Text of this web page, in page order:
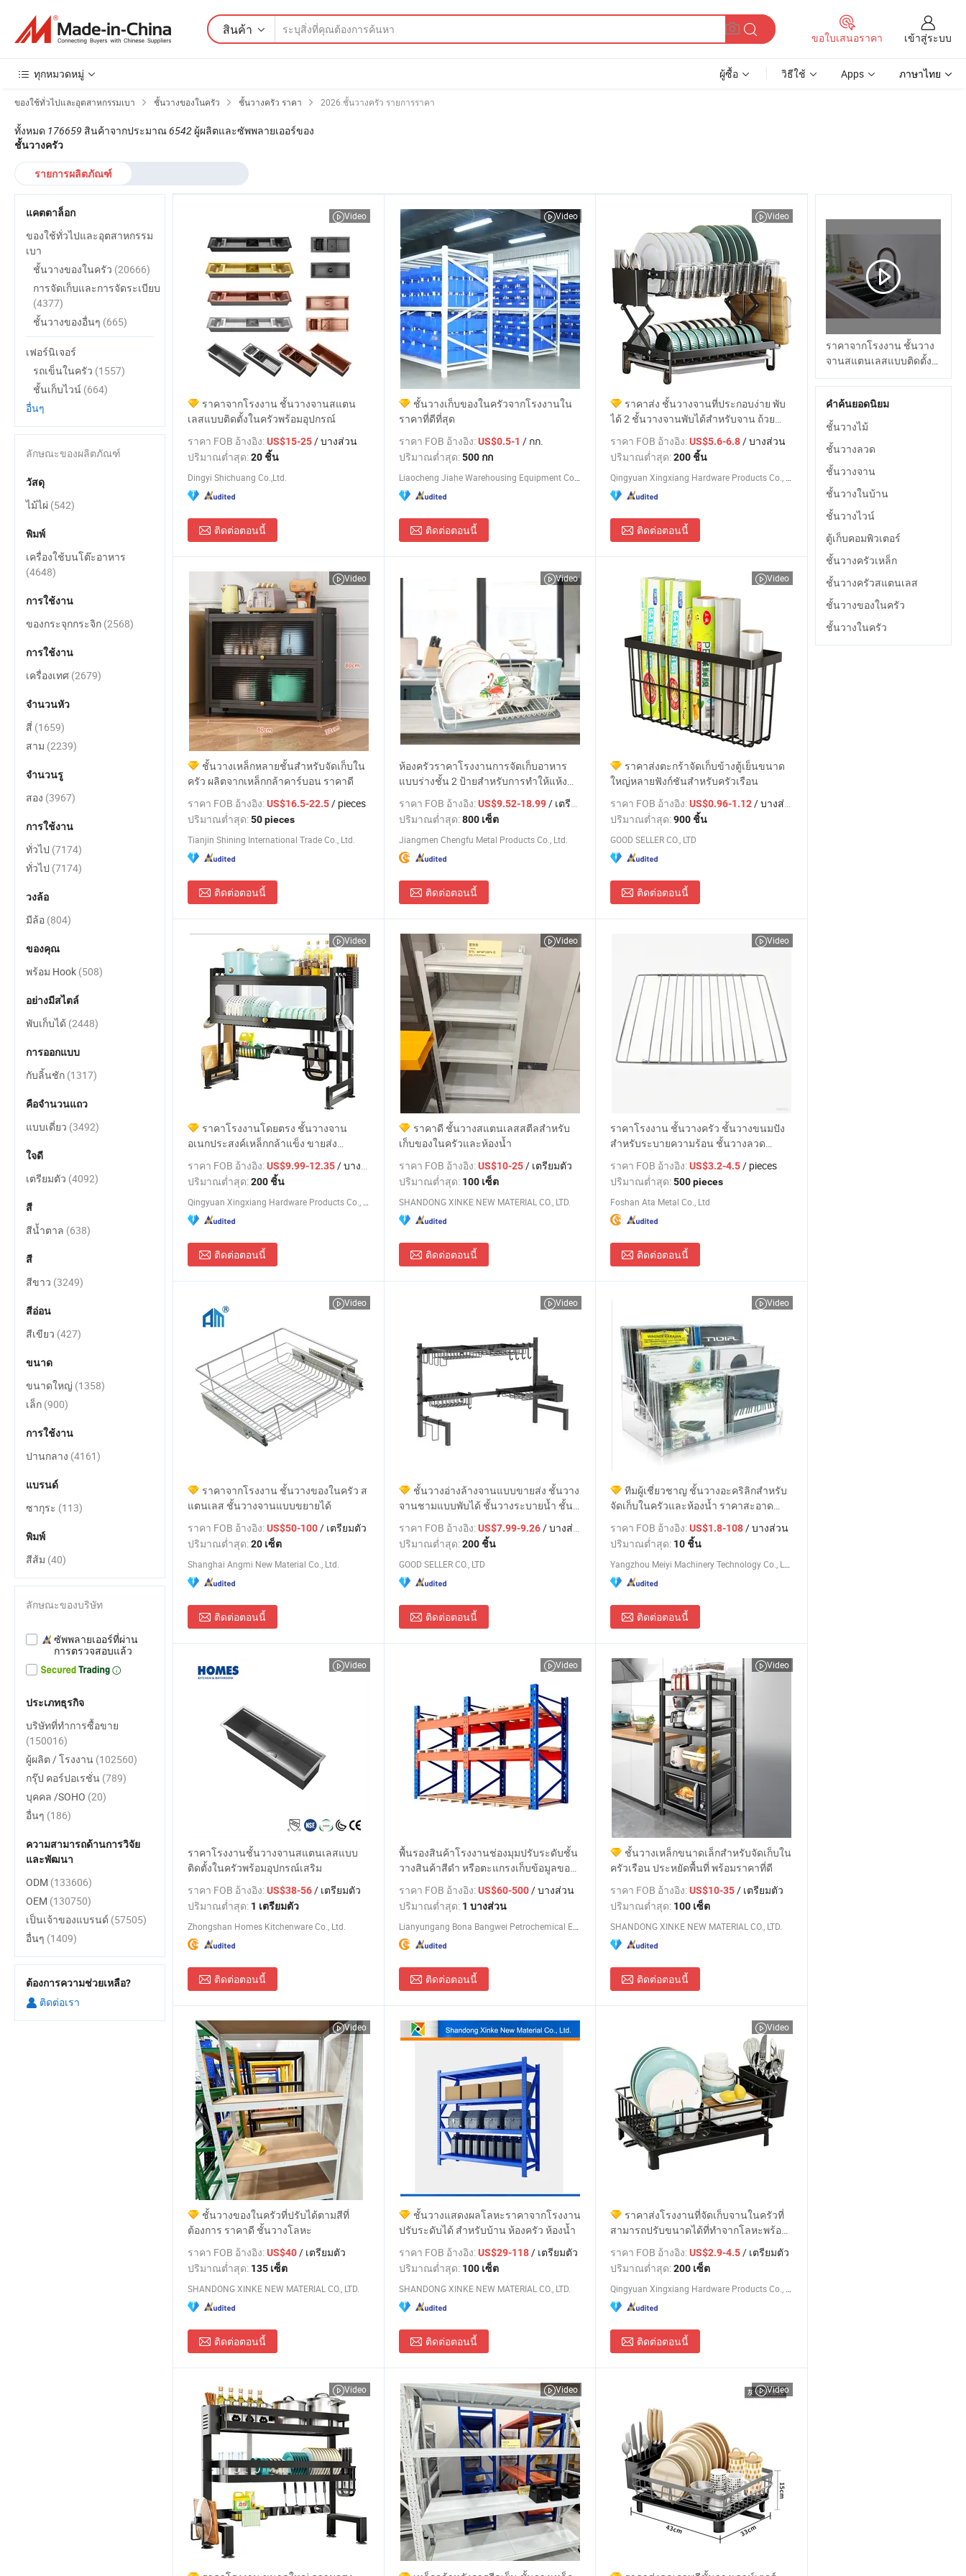
สินค้า
ขอใบเสนอราคา เข้าสู่ระบบ
ทุกหมวดหมู่ ผู้ซื้อ วิธีใช้ Apps ภาษาไทย
ของใช้ทั่วไปและอุตสาหกรรมเบา ชั้นวางของในครัว ชั้นวางครัว ราคา 2026 ชั้นวางครัว รายการราคา
ทั้งหมด 176659 สินค้าจากประมาณ6542 ผู้ผลิตและซัพพลายเออร์ของ
ชั้นวางครัว
รายการผลิตภัณฑ์
Video
ราคาจากโรงงาน ชั้นวางจานสแตน
เลสแบบติดตั้งในครัวพร้อมอุปกรณ์
ราคา FOB อ้างอิง:US$15-25/ บางส่วน
ปริมาณต่ำสุด:20 ชิ้น
Dingyi Shichuang Co.,Ltd.
ติดต่อตอนนี้
Video
ชั้นวางเก็บของในครัวจากโรงงานใน
ราคาที่ดีที่สุด
ราคา FOB อ้างอิง:US$0.5-1 / กก.
ปริมาณต่ำสุด:500 กก
Liaocheng Jiahe Warehousing Equipment Co., Ltd
ติดต่อตอนนี้
Video
ราคาส่ง ชั้นวางจานที่ประกอบง่าย พับ
ได้ 2 ชั้นวางจานพับได้สำหรับจาน ถ้วย
และแก้ว พร้อมถาดรองน้ำ
ราคา FOB อ้างอิง:US$5.6-6.8/ บางส่วน
ปริมาณต่ำสุด:200 ชิ้น
ติดต่อตอนนี้
Video
ชั้นวางเหล็กหลายชั้นสำหรับจัดเก็บใน
ครัว ผลิตจากเหล็กกล้าคาร์บอน ราคาดี
ราคา FOB อ้างอิง:US$16.5-22.5/ pieces
ปริมาณต่ำสุด:50 pieces
Tianjin Shining International Trade Co., Ltd.
ติดต่อตอนนี้
Video
ห้องครัวราคาโรงงานการจัดเก็บอาหาร
แบบร่างชั้น 2 ป้ายสำหรับการทำให้แห้ง
ราคา FOB อ้างอิง:US$9.52-18.99/ เตรียมตัว
ปริมาณต่ำสุด:800 เซ็ต
Jiangmen Chengfu Metal Products Co., Ltd.
ติดต่อตอนนี้
Video
ราคาส่งตะกร้าจัดเก็บข้างตู้เย็นขนาด
ใหญ่หลายฟังก์ชันสำหรับครัวเรือน
ราคา FOB อ้างอิง:US$0.96-1.12/ บางส่วน
ปริมาณต่ำสุด:900 ชิ้น
GOOD SELLER CO., LTD
ติดต่อตอนนี้
Video
ราคาโรงงานโดยตรง ชั้นวางจาน
อเนกประสงค์เหล็กกล้าแข็ง ขายส่ง
กวางตุ้ง ความจุขนาดใหญ่ ป้องกันสนิม
สำหรับจัดเก็บอุปกรณ์ในครัว ชั้นวางจาน
เหนืออ่างล้างจาน
ราคา FOB อ้างอิง:US$9.99-12.35/ บางส่วน
ปริมาณต่ำสุด:200 ชิ้น
ติดต่อตอนนี้
Video
ราคาดี ชั้นวางสแตนเลสสตีลสำหรับ
เก็บของในครัวและห้องน้ำ
ราคา FOB อ้างอิง:US$10-25/ เตรียมตัว
ปริมาณต่ำสุด: 100 เซ็ต
SHANDONG XINKE NEW MATERIAL CO., LTD.
ติดต่อตอนนี้
Video
ราคาโรงงาน ชั้นวางครัว ชั้นวางขนมปัง
สำหรับระบายความร้อน ชั้นวางลวด
สำหรับเตาอบ
ราคา FOB อ้างอิง:US$3.2-4.5/ pieces
ปริมาณต่ำสุด:500 pieces
Foshan Ata Metal Co., Ltd
ติดต่อตอนนี้
Video
ราคาจากโรงงาน ชั้นวางของในครัว ส
แตนเลส ชั้นวางจานแบบขยายได้
ราคา FOB อ้างอิง:US$50-100/ เตรียมตัว
ปริมาณต่ำสุด:20 เซ็ต
Shanghai Angmi New Material Co., Ltd.
ติดต่อตอนนี้
Video
ชั้นวางอ่างล้างจานแบบขายส่ง ชั้นวาง
จานชามแบบพับได้ ชั้นวางระบายน้ำ ชั้น
วางจานในอ่างล้างจาน
ราคา FOB อ้างอิง:US$7.99-9.26/ บางส่วน
ปริมาณต่ำสุด:200 ชิ้น
GOOD SELLER CO., LTD
ติดต่อตอนนี้
Video
ทีมผู้เชี่ยวชาญ ชั้นวางอะคริลิกสำหรับ
จัดเก็บในครัวและห้องน้ำ ราคาสะอาด
ราคา FOB อ้างอิง:US$1.8-108/ บางส่วน
ปริมาณต่ำสุด: 10 ชิ้น
ติดต่อตอนนี้
Video
ราคาโรงงานชั้นวางจานสแตนเลสแบบ
ติดตั้งในครัวพร้อมอุปกรณ์เสริม
ราคา FOB อ้างอิง:US$38-56/ เตรียมตัว
ปริมาณต่ำสุด: 1 เตรียมตัว
Zhongshan Homes Kitchenware Co., Ltd.
ติดต่อตอนนี้
Video
พื้นรองสินค้าโรงงานช่องมุมปรับระดับชั้น
วางสินค้าสีดำ หรือตะแกรงเก็บข้อมูลของ
Kitchen อเนกประสงค์สีขาว
ราคา FOB อ้างอิง:US$60-500/ บางส่วน
ปริมาณต่ำสุด: 1 บางส่วน
Lianyungang Bona Bangwei Petrochemical Equipment Co., Ltd
ติดต่อตอนนี้
Video
ชั้นวางเหล็กขนาดเล็กสำหรับจัดเก็บใน
ครัวเรือน ประหยัดพื้นที่ พร้อมราคาที่ดี
ราคา FOB อ้างอิง:US$10-35/ เตรียมตัว
ปริมาณต่ำสุด: 100 เซ็ต
SHANDONG XINKE NEW MATERIAL CO., LTD.
ติดต่อตอนนี้
Video
ชั้นวางของในครัวที่ปรับได้ตามสีที่
ต้องการ ราคาดี ชั้นวางโลหะ
ราคา FOB อ้างอิง:US$40/ เตรียมตัว
ปริมาณต่ำสุด: 135 เซ็ต
SHANDONG XINKE NEW MATERIAL CO., LTD.
ติดต่อตอนนี้
ชั้นวางแสดงผลโลหะราคาจากโรงงาน
ปรับระดับได้ สำหรับบ้าน ห้องครัว ห้องน้ำ
ราคา FOB อ้างอิง:US$29-118/ เตรียมตัว
ปริมาณต่ำสุด: 100 เซ็ต
SHANDONG XINKE NEW MATERIAL CO., LTD.
ติดต่อตอนนี้
Video
ราคาส่งโรงงานที่จัดเก็บจานในครัวที่
สามารถปรับขนาดได้ที่ทำจากโลหะพร้อม
ชุดถาดระบายน้ำสำหรับจัดเก็บจาน
ราคา FOB อ้างอิง:US$2.9-4.5/ เตรียมตัว
ปริมาณต่ำสุด:200 เซ็ต
ติดต่อตอนนี้
Video Video Video
ราคาจากโรงงาน ชั้นวาง
จานสแตนเลสแบบติดตั้ง
ในครัวพร้อมอุปกรณ์
คำค้นยอดนิยม
ชั้นวางไม้
ชั้นวางลวด
ชั้นวางจาน
ชั้นวางในบ้าน
ชั้นวางไวน์
ตู้เก็บคอมพิวเตอร์
ชั้นวางครัวเหล็ก
ชั้นวางครัวสแตนเลส
ชั้นวางของในครัว
ชั้นวางในครัว
แคตตาล็อก
ของใช้ทั่วไปและอุตสาหกรรม
เบา
ชั้นวางของในครัว (20666)
การจัดเก็บและการจัดระเบียบ
(4377)
ชั้นวางของอื่นๆ (665)
เฟอร์นิเจอร์
รถเข็นในครัว (1557)
ชั้นเก็บไวน์ (664)
อื่นๆ
ลักษณะของผลิตภัณฑ์
วัสดุ
ไม้ไผ่ (542)
พิมพ์
เครื่องใช้บนโต๊ะอาหาร
(4648)
การใช้งาน
ของกระจุกกระจิก (2568)
การใช้งาน
เครื่องเทศ (2679)
จำนวนหัว
สี่ (1659)
สาม (2239)
จำนวนรู
สอง (3967)
การใช้งาน
ทั่วไป (7174)
ทั่วไป (7174)
วงล้อ
มีล้อ (804)
ของคุณ
พร้อม Hook (508)
อย่างมีสไตล์
พับเก็บได้ (2448)
การออกแบบ
กับลิ้นชัก (1317)
คือจำนวนแถว
แบบเดี่ยว (3492)
ใจดี
เตรียมตัว (4092)
สี
สีน้ำตาล (638)
สี
สีขาว (3249)
สีอ่อน
สีเขียว (427)
ขนาด
ขนาดใหญ่ (1358)
เล็ก (900)
การใช้งาน
ปานกลาง (4161)
แบรนด์
ซากุระ (113)
พิมพ์
สีส้ม (40)
ลักษณะของบริษัท
ซัพพลายเออร์ที่ผ่าน
การตรวจสอบแล้ว
ประเภทธุรกิจ
บริษัทที่ทำการซื้อขาย
(150016)
ผู้ผลิต / โรงงาน (102560)
กรุ๊ป คอร์ปอเรชั่น (789)
บุคคล /SOHO (20)
อื่นๆ (186)
ความสามารถด้านการวิจัย
และพัฒนา
ODM (133606)
OEM (130750)
เป็นเจ้าของแบรนด์ (57505)
อื่นๆ (1409)
ต้องการความช่วยเหลือ?
ติดต่อเรา